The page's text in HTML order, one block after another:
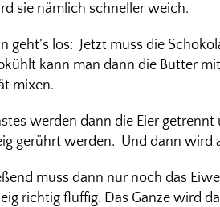
sie nämlich schneller weich.
geht’s los: Jetzt muss die
kann man dann die Butter
mixen.
werden dann die Eier
gerührt werden. Und dann wird
muss dann nur noch das
richtig fluffig. Das Ganze wird